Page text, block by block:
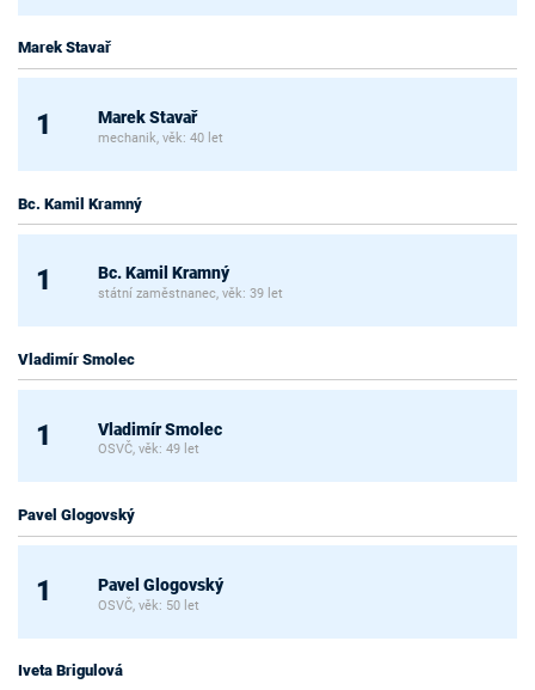
Marek Stavař
1 Marek Stavař
mechanik, věk: 40 let
Bc. Kamil Kramný
1 Bc. Kamil Kramný
státní zaměstnanec, věk: 39 let
Vladimír Smolec
1 Vladimír Smolec
OSVČ, věk: 49 let
Pavel Glogovský
1 Pavel Glogovský
OSVČ, věk: 50 let
Iveta Brigulová